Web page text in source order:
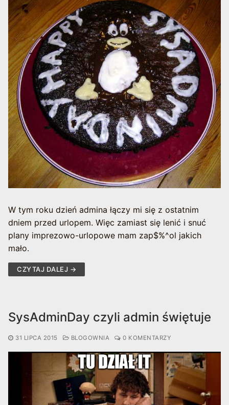
W tym roku dzień admina łączy mi się z ostatnim
dniem przed urlopem. Więc zamiast się lenić i snuć
plany imprezowo-urlopowe mam zap$%^ol jakich
mało.
CZYTAJ DALEJ →
SysAdminDay czyli admin świętuje
31 LIPCA 2015 BLOGOWNIA 0 KOMENTARZY